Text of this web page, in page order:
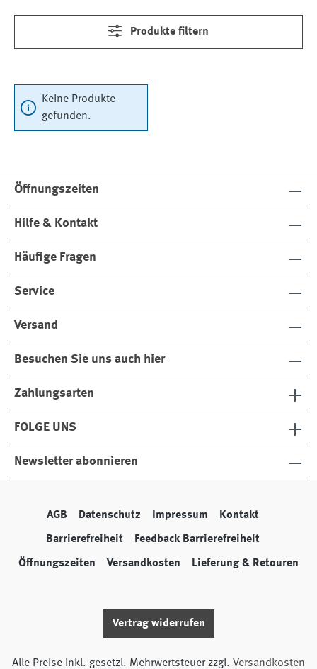
Produkte filtern
Keine Produkte
gefunden.
Öffnungszeiten
Hilfe & Kontakt
Häufige Fragen
Service
Versand
Besuchen Sie uns auch hier
Zahlungsarten
FOLGE UNS
Newsletter abonnieren
AGB Datenschutz Impressum Kontakt
Barrierefreiheit Feedback Barrierefreiheit
Öffnungszeiten Versandkosten Lieferung & Retouren
Vertrag widerrufen
Alle Preise inkl. gesetzl. Mehrwertsteuer zzgl. Versandkosten